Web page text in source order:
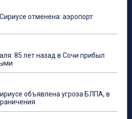
отменена: аэропорт
85 лет назад в Сочи прибыл
объявлена угроза БЛПА, в